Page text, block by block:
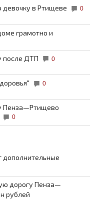
девочку в Ртищеве 0
грамотно и
после ДТП 0
0
Пенза—Ртищево
0
дополнительные
дорогу Пенза—
рублей